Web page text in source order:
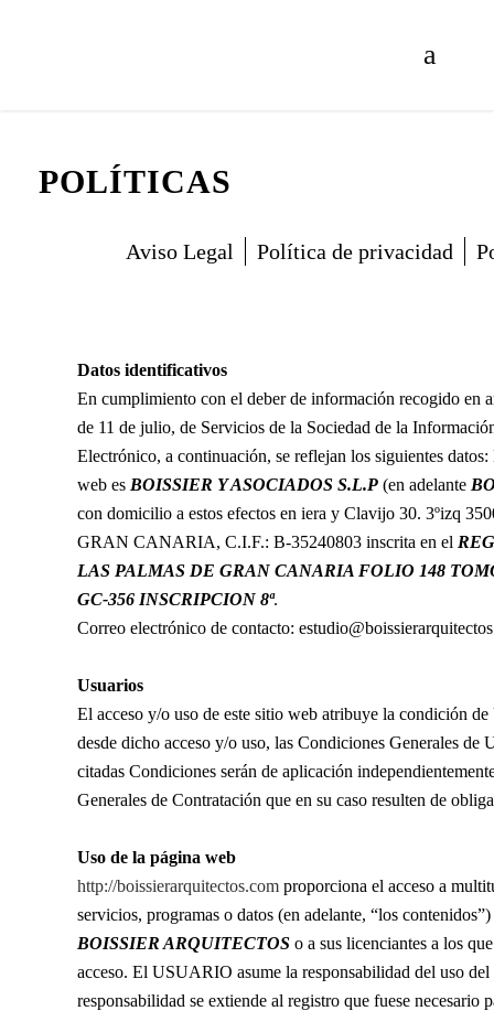
POLÍTICAS
Aviso Legal Política de privacidad
Datos identificativos
En cumplimiento con el deber de información recogido en
de 11 de julio, de Servicios de la Sociedad de la
Electrónico, a continuación, se reflejan los siguientes
web es BOISSIER Y ASOCIADOS S.L.P (en adelante
con domicilio a estos efectos en iera y Clavijo 30. 3ºizq
GRAN CANARIA, C.I.F.: B-35240803 inscrita en el
LAS PALMAS DE GRAN CANARIA FOLIO 148
GC-356 INSCRIPCION 8ª.
Correo electrónico de contacto:
Usuarios
El acceso y/o uso de este sitio web atribuye la condición
desde dicho acceso y/o uso, las Condiciones Generales de
citadas Condiciones serán de aplicación
Generales de Contratación que en su caso resulten de
Uso de la página web
http://boissierarquitectos.com proporciona el acceso a
servicios, programas o datos (en adelante, “los
BOISSIER ARQUITECTOS o a sus licenciantes a los
acceso. El USUARIO asume la responsabilidad del uso
responsabilidad se extiende al registro que fuese necesario